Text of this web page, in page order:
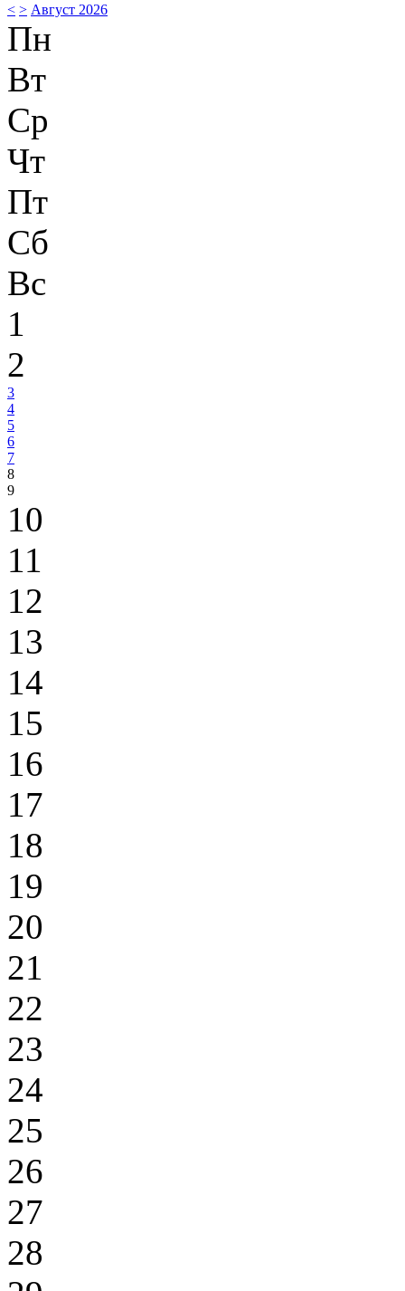
< > Август 2026
Пн
Вт
Ср
Чт
Пт
Сб
Вс
1
2
3
4
5
6
7
8
9
10
11
12
13
14
15
16
17
18
19
20
21
22
23
24
25
26
27
28